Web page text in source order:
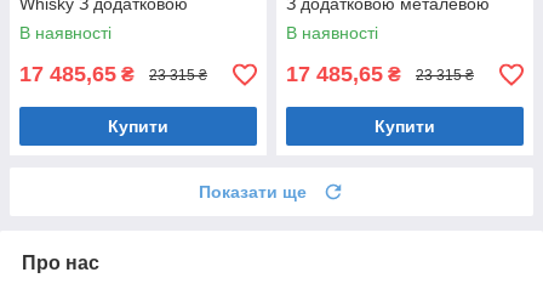
Whisky З додатковою
металевою цільнозварною
рамою Коричневий
В наявності
17 485,65 ₴ 23 315 ₴
Купити
З додатковою металевою
цільнозварною рамою
Коричневий
В наявності
17 485,65 ₴ 23 315 ₴
Купити
Показати ще
Про нас